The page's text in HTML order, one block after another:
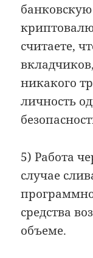
считаете,
никакого
личность
5) Работа
случае
средства
объеме.